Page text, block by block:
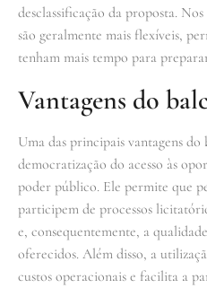
desclassificação da proposta.
são geralmente mais flexíveis,
tenham mais tempo para
Vantagens do
Uma das principais vantagens do
democratização do acesso às
poder público. Ele permite que
participem de processos
e, consequentemente, a
oferecidos. Além disso, a
custos operacionais e facilita a